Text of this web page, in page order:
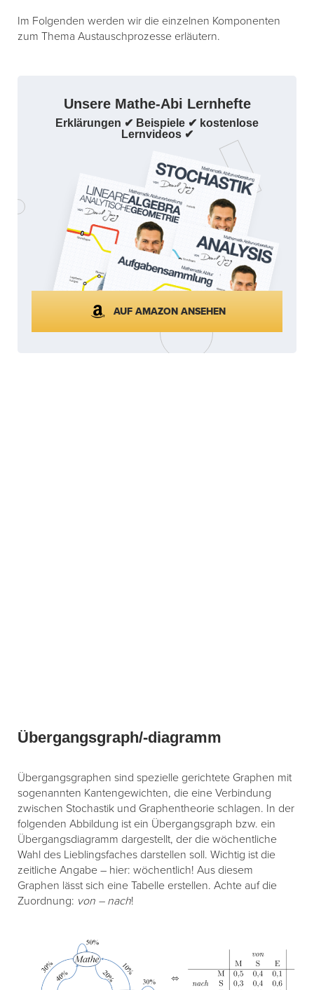
Im Folgenden werden wir die einzelnen Komponenten
zum Thema Austauschprozesse erläutern.
Unsere Mathe-Abi Lernhefte
Erklärungen ✔ Beispiele ✔ kostenlose
Lernvideos ✔
AUF AMAZON ANSEHEN
Übergangsgraph/-diagramm
Übergangsgraphen sind spezielle gerichtete Graphen mit
sogenannten Kantengewichten, die eine Verbindung
zwischen Stochastik und Graphentheorie schlagen. In der
folgenden Abbildung ist ein Übergangsgraph bzw. ein
Übergangsdiagramm dargestellt, der die wöchentliche
Wahl des Lieblingsfaches darstellen soll. Wichtig ist die
zeitliche Angabe – hier: wöchentlich! Aus diesem
Graphen lässt sich eine Tabelle erstellen. Achte auf die
Zuordnung: von – nach!